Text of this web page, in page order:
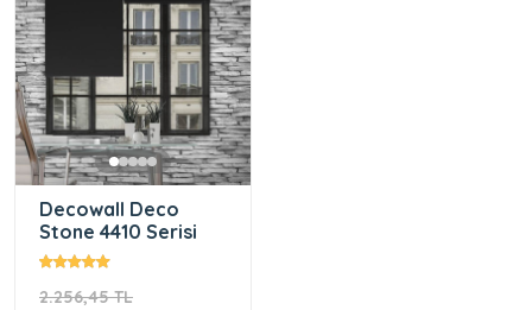
Decowall Deco
Stone 4410 Serisi
2.256,45 TL